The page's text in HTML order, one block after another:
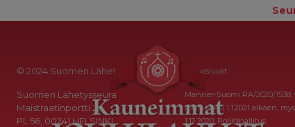
© 2024 Suomen Lähetysseura
Suomen Lähetysseura
Maistraatinportti 2a
PL 56, 00241 HELSINKI
Keräysluvat:
Manner-Suomi RA/2020/1538,
toistaiseksi 1.1.2021 alkaen,
1.12.2020, Poliisihallitus.